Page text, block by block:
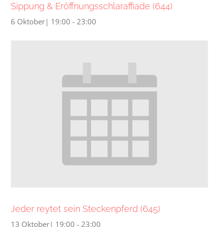
Sippung & Eröffnungsschlaraffiade (644)
6 Oktober| 19:00 - 23:00
Jeder reytet sein Steckenpferd (645)
13 Oktober| 19:00 - 23:00